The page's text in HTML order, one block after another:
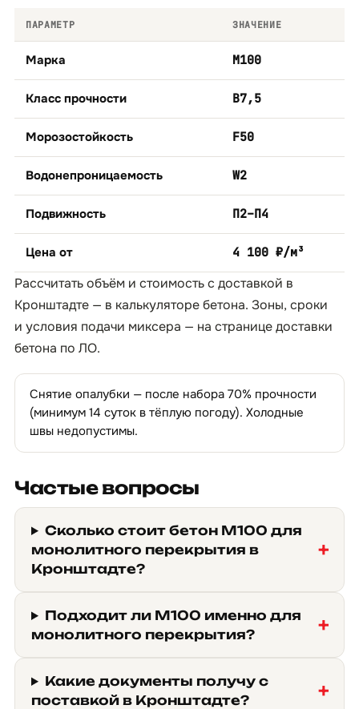
ПАРАМЕТР ЗНАЧЕНИЕ
Марка М100
Класс прочности B7,5
Морозостойкость F50
Водонепроницаемость W2
Подвижность П2–П4
Цена от 4 100 ₽/м³
Рассчитать объём и стоимость с доставкой в
Кронштадте — в калькуляторе бетона. Зоны, сроки
и условия подачи миксера — на страницедоставки
бетона по ЛО.
Снятие опалубки — после набора 70% прочности
(минимум 14 суток в тёплую погоду). Холодные
швы недопустимы.
Частые вопросы
Сколько стоит бетон М100 для
монолитного перекрытия в
Кронштадте?
Подходит ли М100 именно для
монолитного перекрытия?
Какие документы получу с
поставкой в Кронштадте?